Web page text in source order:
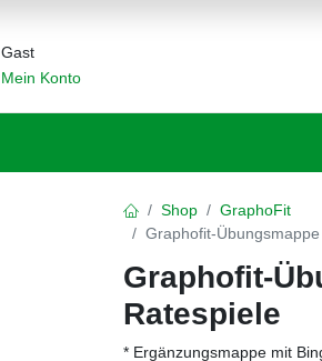
Gast
Mein Konto
Shop
GraphoFit
Graphofit-
Graphofit-
Ratespiele
* Ergänzungsmappe mit